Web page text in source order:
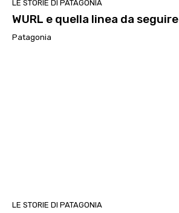
LE STORIE DI PATAGONIA
WURL e quella linea da seguire
Patagonia
LE STORIE DI PATAGONIA